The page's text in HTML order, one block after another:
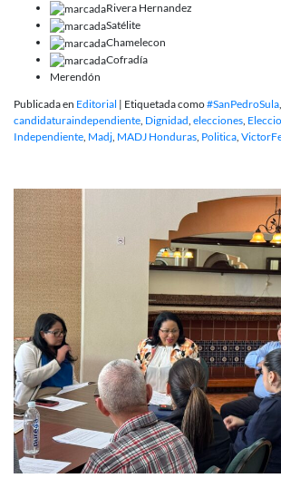
Rivera Hernandez
Satélite
Chamelecon
Cofradía
Merendón
Publicada en Editorial | Etiquetada como#SanPedroSula,
candidaturaindependiente, Dignidad, elecciones,
Independiente, Madj, MADJ Honduras, Politica,